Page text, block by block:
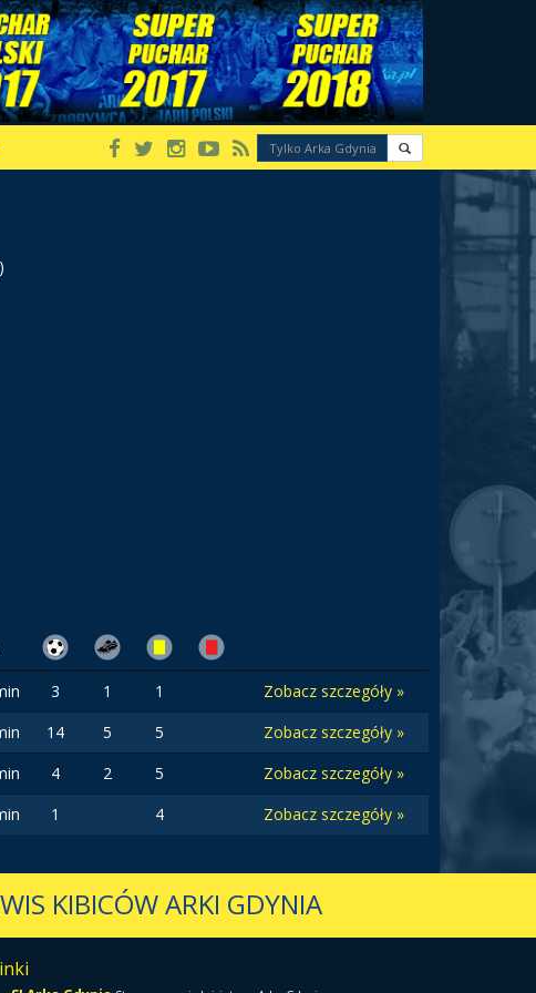
3 1 1
Zobacz szczegóły »
14 5 5
Zobacz szczegóły »
4 2 5
Zobacz szczegóły »
1 4 Zobacz szczegóły »
KIBICÓW ARKI GDYNIA